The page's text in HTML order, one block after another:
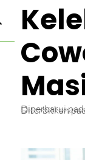
Diterbitkan
Diperbarui